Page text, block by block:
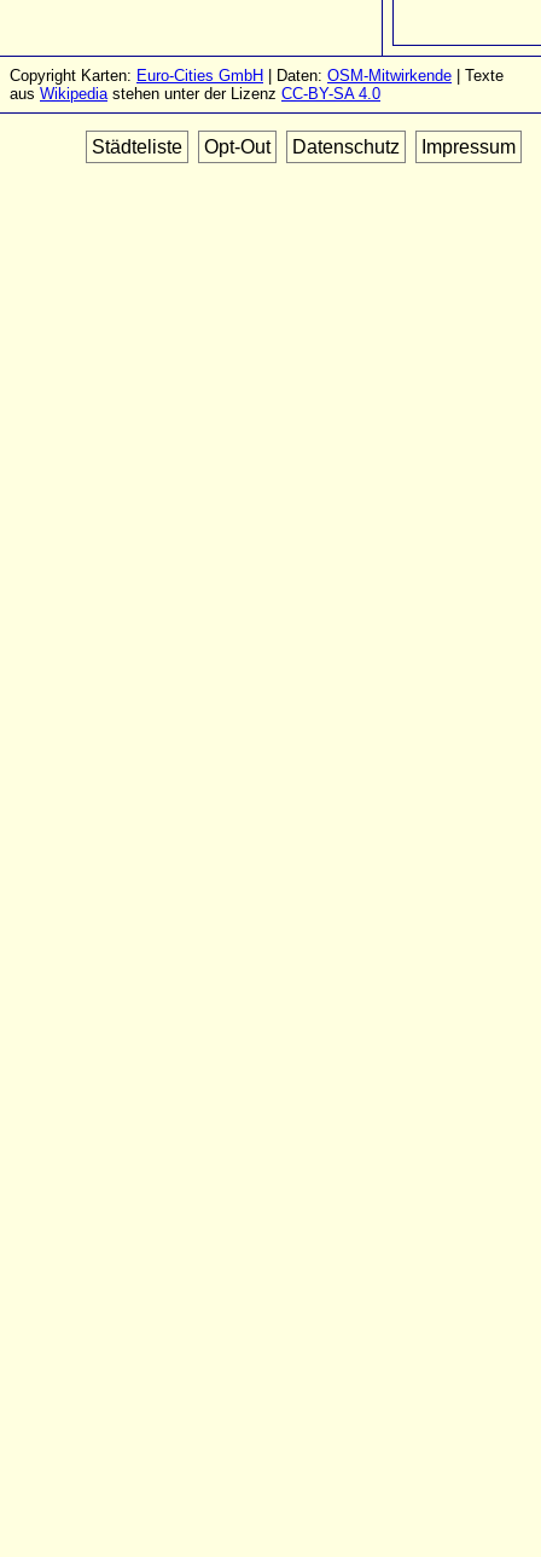
Copyright Karten: Euro-Cities GmbH | Daten: OSM-Mitwirkende | Texte
aus Wikipediastehen unter der Lizenz CC-BY-SA 4.0
Städteliste Opt-Out Datenschutz Impressum